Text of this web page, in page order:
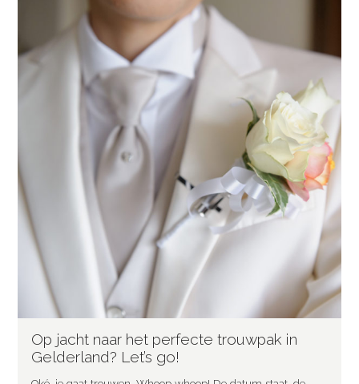
Op jacht naar het perfecte trouwpak in
Gelderland? Let’s go!